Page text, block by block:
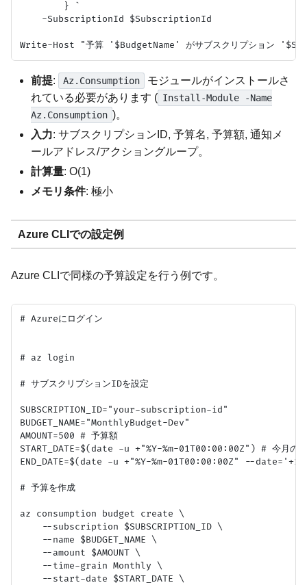
        } `
    -SubscriptionId $SubscriptionId
前提: Az.Consumption
モジュールがインストールさ
れている必要があります ( Install-Module -Name
Az.Consumption )。
入力: サブスクリプションID, 予算名, 予算額, 通知メ
ールアドレス/アクショングループ。
計算量: O(1)
メモリ条件: 極小
Azure CLIでの設定例
Azure CLIで同様の予算設定を行う例です。
# Azureにログイン
# az login
# サブスクリプションIDを設定
SUBSCRIPTION_ID="your-subscription-id"
BUDGET_NAME="MonthlyBudget-Dev"
AMOUNT=500 # 予算額
START_DATE=$(date -u +"%Y-%m-01T00:00:00Z") # 今月の
END_DATE=$(date -u +"%Y-%m-01T00:00:00Z" --
# 予算を作成
az consumption budget create \
    --subscription $SUBSCRIPTION_ID \
    --name $BUDGET_NAME \
    --amount $AMOUNT \
    --time-grain Monthly \
    --start-date $START_DATE \